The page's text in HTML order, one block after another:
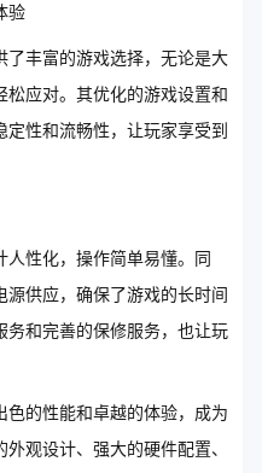
验
了丰富的游戏选择，无论是大
应对。其优化的游戏设置和
性和流畅性，让玩家享受到
性化，操作简单易懂。同
供应，确保了游戏的长时间
和完善的保修服务，也让玩
的性能和卓越的体验，成为
观设计、强大的硬件配置、